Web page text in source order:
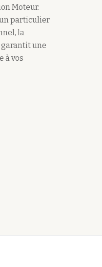
Moteur.
un particulier
la
une
à vos